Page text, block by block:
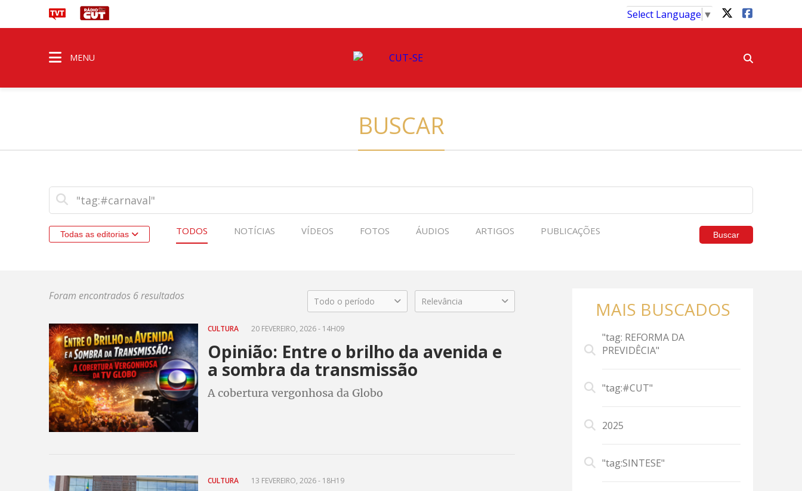
Select Language ▼
MENU
BUSCAR
Todas as editorias TODOS NOTÍCIAS VÍDEOS FOTOS ÁUDIOS ARTIGOS PUBLICAÇÕES Buscar
Foram encontrados 6 resultados Todo o período Relevância
CULTURA 20 FEVEREIRO, 2026 - 14H09
Opinião: Entre o brilho da avenida e
a sombra da transmissão
A cobertura vergonhosa da Globo
CULTURA 13 FEVEREIRO, 2026 - 18H19
MAIS BUSCADOS
"tag: REFORMA DA
PREVIDÊCIA"
"tag:#CUT"
2025
"tag:SINTESE"